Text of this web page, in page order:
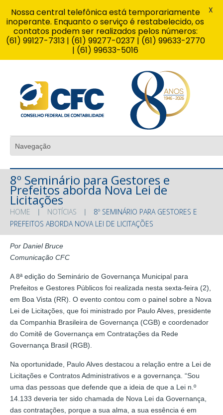
8º Seminário para Gestores e
Prefeitos aborda Nova Lei de
Licitações
HOME NOTÍCIAS
8º SEMINÁRIO PARA GESTORES E
PREFEITOS ABORDA NOVA LEI DE LICITAÇÕES
Por Daniel Bruce
Comunicação CFC
A 8ª edição do Seminário de Governança Municipal para
Prefeitos e Gestores Públicos foi realizada nesta sexta-feira (2),
em Boa Vista (RR). O evento contou com o painel sobre a Nova
Lei de Licitações, que foi ministrado por Paulo Alves, presidente
da Companhia Brasileira de Governança (CGB) e coordenador
do Comitê de Governança em Contratações da Rede
Governança Brasil (RGB).
Na oportunidade, Paulo Alves destacou a relação entre a Lei de
Licitações e Contratos Administrativos e a governança. “Sou
uma das pessoas que defende que a ideia de que a Lei n.º
14.133 deveria ter sido chamada de Nova Lei da Governança,
das contratações, porque a sua alma, a sua essência é em
Nossa central telefônica está temporariamente
inoperante. Enquanto o serviço é restabelecido, os
contatos podem ser realizados pelos números:
(61) 99127-7313 | (61) 99277-0237 | (61) 99633-2770
| (61) 99633-5016
X